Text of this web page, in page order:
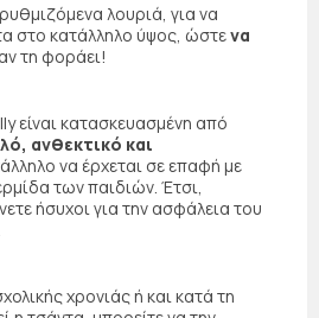
λουριά, για να
στο κατάλληλο ύψος, ώστενα
τη φοράει!
είναι κατασκευασμένη από
ανθεκτικό και
να έρχεται σε επαφή με
των παιδιών. Έτσι,
ήσυχοι για την ασφάλεια του
χρονιάς ή και κατά τη